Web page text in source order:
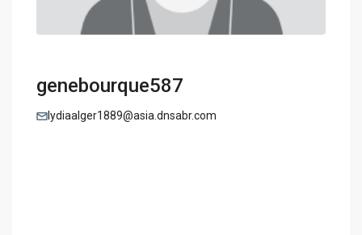
genebourque587
lydiaalger1889@asia.dnsabr.com